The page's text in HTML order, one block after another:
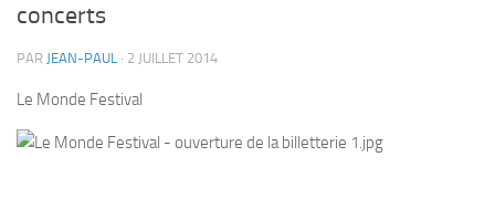
concerts
PAR JEAN-PAUL · 2 JUILLET 2014
Le Monde Festival